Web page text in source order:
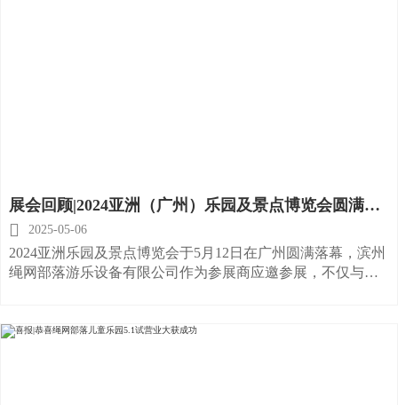
展会回顾|2024亚洲（广州）乐园及景点博览会圆满落
幕，期待下次相聚！
 2025-05-06
2024亚洲乐园及景点博览会于5月12日在广州圆满落幕，滨州
绳网部落游乐设备有限公司作为参展商应邀参展，不仅与众